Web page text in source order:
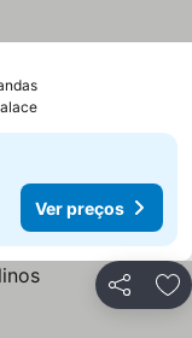
Ver preços
Ver preços
Partilhar